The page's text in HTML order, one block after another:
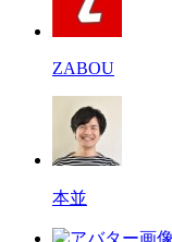
ZABOU
本並